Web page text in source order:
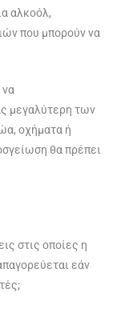
αλκοόλ,
που μπορούν να
να
μεγαλύτερη των
οχήματα ή
θα πρέπει
στις οποίες η
εάν